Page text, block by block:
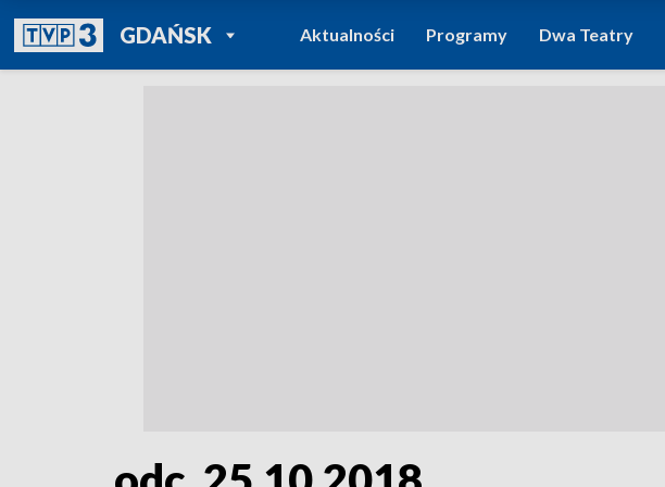
GDAŃSKPOWRÓT DO
TVP REGIONY
Aktualności Programy Dwa Teatry